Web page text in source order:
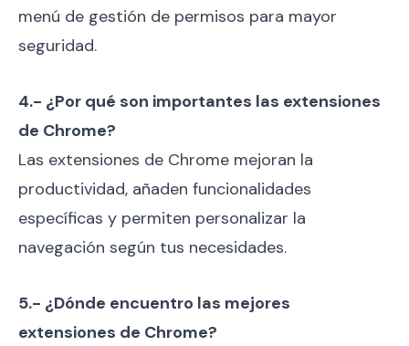
menú de gestión de permisos para mayor
seguridad.
4.- ¿Por qué son importantes las extensiones
de Chrome?
Las extensiones de Chrome mejoran la
productividad, añaden funcionalidades
específicas y permiten personalizar la
navegación según tus necesidades.
5.- ¿Dónde encuentro las mejores
extensiones de Chrome?